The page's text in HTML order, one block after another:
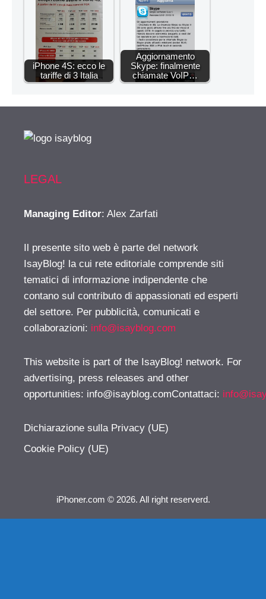
iPhone 4S: ecco le
tariffe di 3 Italia
Aggiornamento
Skype: finalmente
chiamate VoIP…
LEGAL
Managing Editor: Alex Zarfati
Il presente sito web è parte del network
IsayBlog! la cui rete editoriale comprende siti
tematici di informazione indipendente che
contano sul contributo di appassionati ed esperti
del settore. Per pubblicità, comunicati e
collaborazioni: info@isayblog.com
This website is part of the IsayBlog! network. For
advertising, press releases and other
opportunities: info@isayblog.comContattaci:
Dichiarazione sulla Privacy (UE)
Cookie Policy (UE)
iPhoner.com © 2026. All right reserverd.